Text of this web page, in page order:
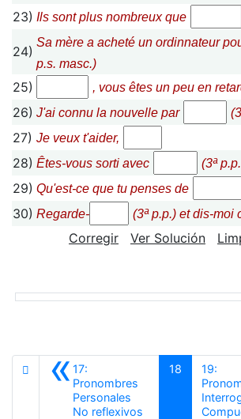
23) Ils sont plus nombreux que
24)
Sa mère a acheté un ordinnateur
p.s. masc.)
25) , vous êtes un peu en
26) J'ai connu la nouvelle par
27) Je veux t'aider,
28) Êtes-vous sorti avec (3ª
29) Qu'est-ce que tu penses de
30) Regarde- (3ª p.p.) et dis-moi
Corregir Ver Solución
«17:
Pronombres
Personales
No reflexivos
18
19: